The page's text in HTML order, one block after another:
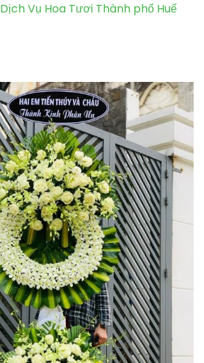
Dịch Vụ Hoa Tươi Thành phố Huế